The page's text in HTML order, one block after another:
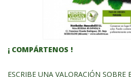
¡ COMPÁRTENOS !
ESCRIBE UNA VALORACIÓN SOBRE